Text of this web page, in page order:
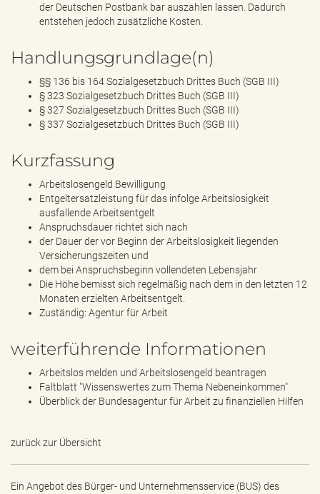
der Deutschen Postbank bar auszahlen lassen. Dadurch
entstehen jedoch zusätzliche Kosten.
Handlungsgrundlage(n)
§§ 136 bis 164 Sozialgesetzbuch Drittes Buch (SGB III)
§ 323 Sozialgesetzbuch Drittes Buch (SGB III)
§ 327 Sozialgesetzbuch Drittes Buch (SGB III)
§ 337 Sozialgesetzbuch Drittes Buch (SGB III)
Kurzfassung
Arbeitslosengeld Bewilligung
Entgeltersatzleistung für das infolge Arbeitslosigkeit
ausfallende Arbeitsentgelt
Anspruchsdauer richtet sich nach
der Dauer der vor Beginn der Arbeitslosigkeit liegenden
Versicherungszeiten und
dem bei Anspruchsbeginn vollendeten Lebensjahr
Die Höhe bemisst sich regelmäßig nach dem in den letzten 12
Monaten erzielten Arbeitsentgelt.
Zuständig: Agentur für Arbeit
weiterführende Informationen
Arbeitslos melden und Arbeitslosengeld beantragen
Faltblatt "Wissenswertes zum Thema Nebeneinkommen"
Überblick der Bundesagentur für Arbeit zu finanziellen Hilfen
zurück zur Übersicht
Ein Angebot des Bürger- und Unternehmensservice (BUS) des